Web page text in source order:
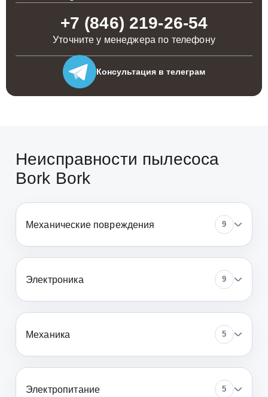
+7 (846) 219-26-54
Уточните у менеджера по телефону
Консультация в телеграм
Неисправности пылесоса
Bork Bork
Механические повреждения 9
Электроника 9
Механика 5
Электропитание 5